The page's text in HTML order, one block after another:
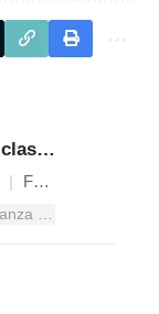
Festival del Teatro classico
| Formia
Musica, Spettacoli e Danza nel Lazio